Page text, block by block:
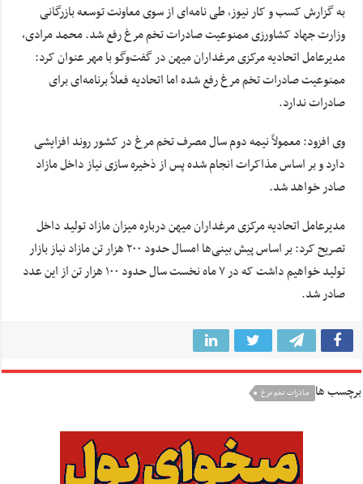
به گزارش کسب و کار نیوز، طی نامه‌ای از سوی معاونت توسعه بازرگانی
وزارت جهاد کشاورزی ممنوعیت صادرات تخم مرغ رفع شد. محمد مرادی،
مدیرعامل اتحادیه مرکزی مرغداران میهن در گفت‌وگو با مهر عنوان کرد:
ممنوعیت صادرات تخم مرغ رفع شده اما اتحادیه فعلاً برنامه‌ای برای
صادرات ندارد.
وی افزود: معمولاً نیمه دوم سال مصرف تخم مرغ در کشور روند افزایشی
دارد و بر اساس مذاکرات انجام شده پس از ذخیره سازی نیاز داخل مازاد
صادر خواهد شد.
مدیرعامل اتحادیه مرکزی مرغداران میهن درباره میزان مازاد تولید داخل
تصریح کرد: بر اساس پیش بینی‌ها امسال حدود ۲۰۰ هزار تن مازاد نیاز بازار
تولید خواهیم داشت که در ۷ ماه نخست سال حدود ۱۰۰ هزار تن از این عدد
صادر شد.
برچسب ها صادرات تخم مرغ